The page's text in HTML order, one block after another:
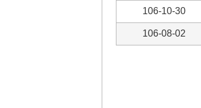
106-10-30
106-08-02